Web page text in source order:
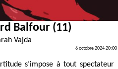
Balfour (11)
Vajda
6 octobre 2024 20:00
s’impose à tout spectateur